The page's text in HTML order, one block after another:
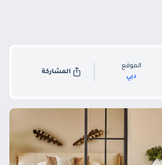
الموقع
دبي
المشاركة